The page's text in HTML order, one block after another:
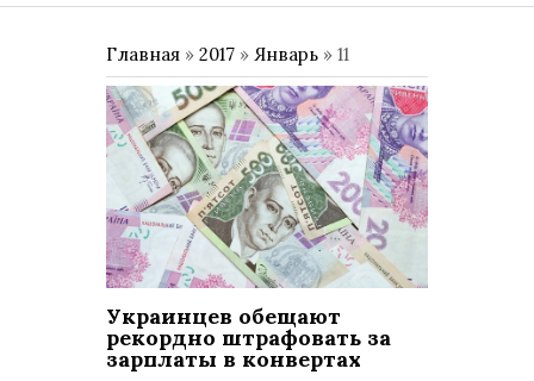
Главная » 2017 » Январь » 11
Украинцев обещают
рекордно штрафовать за
зарплаты в конвертах